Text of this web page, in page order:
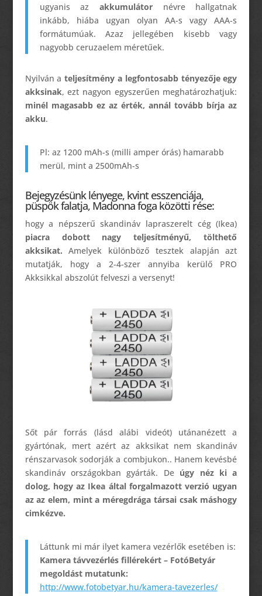
ugyanis az akkumulátor névre hallgatnak
inkább, hiába ugyan olyan AA-s vagy AAA-s
formátumúak. Azaz jellegében kisebb vagy
nagyobb ceruzaelem méretűek.
Nyilván ateljesítmény a legfontosabb tényezője egy
akksinak, ezt nagyon egyszerűen meghatározhatjuk:
minél magasabb ez az érték, annál tovább bírja az
akku.
Pl: az 1200 mAh-s (milli amper órás) hamarabb
merül, mint a 2500mAh-s
Bejegyzésünk lényege, kvint esszenciája,
püspök falatja, Madonna foga közötti rése:
hogy a népszerű skandináv lapraszerelt cég (Ikea)
piacra dobott nagy teljesítményű, tölthető
akksikat. Amelyek különböző tesztek alapján azt
mutatják, hogy a 2-4-szer annyiba kerülő PRO
Akksikkal abszolút felveszi a versenyt!
Sőt pár forrás (lásd alábi videót) utánanézett a
gyártónak, mert azért az akksikat nem skandináv
rénszarvasok sodorják a combjukon.. Hanem kevésbé
skandináv országokban gyárták. Deúgy néz ki a
dolog, hogy az Ikea által forgalmazott verzió ugyan
az az elem, mint a méregdrága társai csak máshogy
cimkézve.
Láttunk mi már ilyet kamera vezérlők esetében is:
Kamera távvezérlés fillérekért – FotóBetyár
megoldást mutatunk:
http://www.fotobetyar.hu/kamera-tavezerles/